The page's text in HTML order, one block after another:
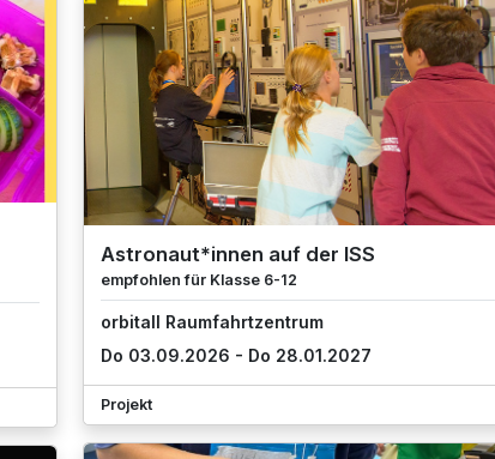
Astronaut*innen auf der ISS
empfohlen für Klasse 6-12
orbitall Raumfahrtzentrum
Do 03.09.2026 - Do 28.01.2027
Projekt